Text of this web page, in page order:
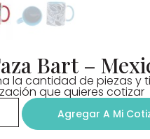
Bart –
la cantidad de piezas y
que quieres cotizar
Agregar A Mi